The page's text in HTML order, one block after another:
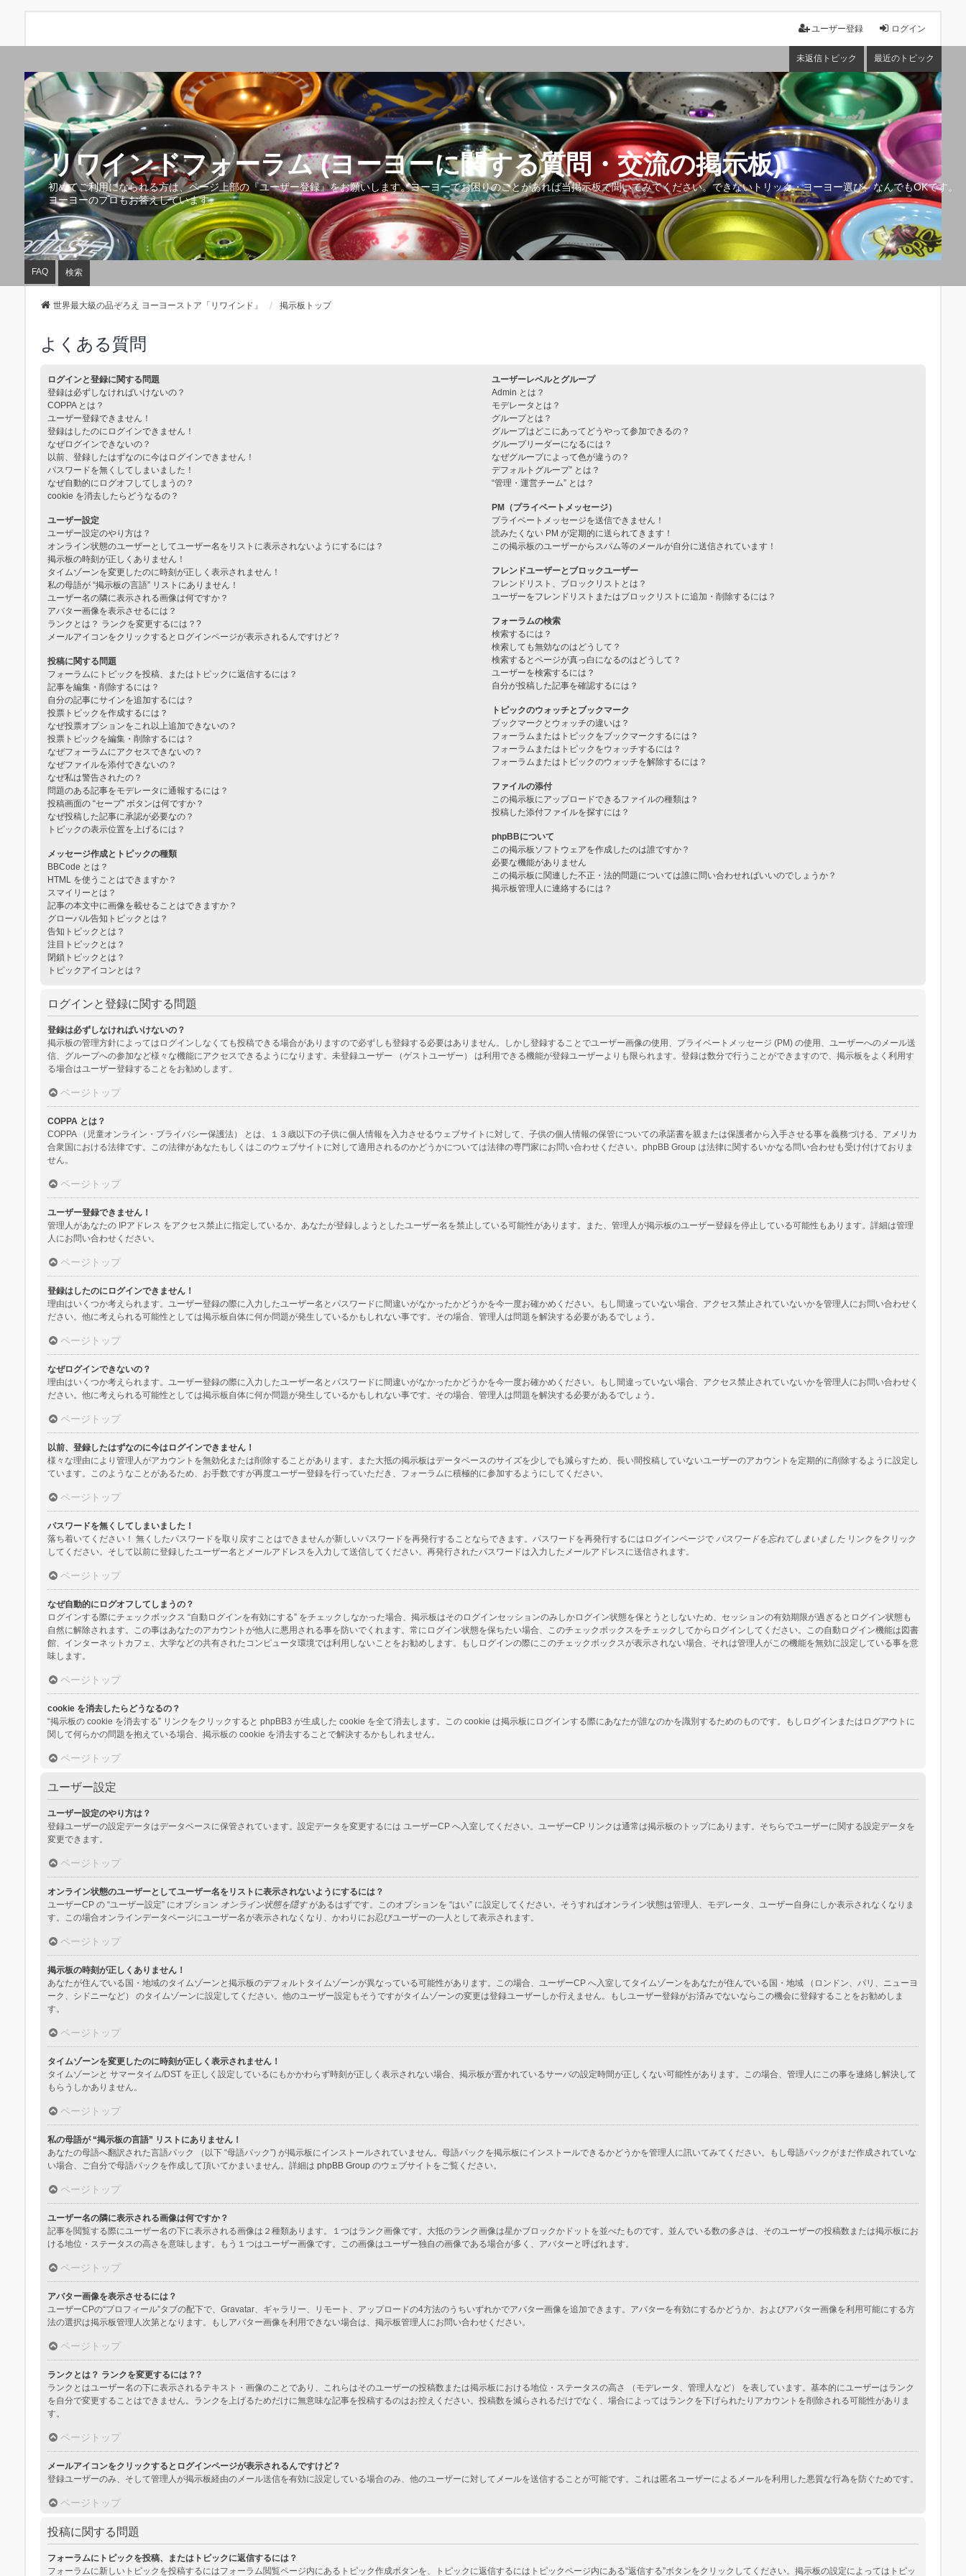
ログイン
ユーザー登録
未返信トピック 最近のトピック
リワインドフォーラム (ヨーヨーに関する質問・交流の掲示板)
初めてご利用になられる方は、ページ上部の『ユーザー登録』をお願いします。ヨーヨーでお困りのことがあれば当掲示板で聞いてみてください。できないトリック・ヨーヨー選び、なんでもOKです。
ヨーヨーのプロもお答えしています。
FAQ 検索
世界最大級の品ぞろえ ヨーヨーストア「リワインド」 掲示板トップ
よくある質問
ログインと登録に関する問題
登録は必ずしなければいけないの？
COPPA とは？
ユーザー登録できません！
登録はしたのにログインできません！
なぜログインできないの？
以前、登録したはずなのに今はログインできません！
パスワードを無くしてしまいました！
なぜ自動的にログオフしてしまうの？
cookie を消去したらどうなるの？
ユーザー設定
ユーザー設定のやり方は？
オンライン状態のユーザーとしてユーザー名をリストに表示されないようにするには？
掲示板の時刻が正しくありません！
タイムゾーンを変更したのに時刻が正しく表示されません！
私の母語が “掲示板の言語” リストにありません！
ユーザー名の隣に表示される画像は何ですか？
アバター画像を表示させるには？
ランクとは？ ランクを変更するには？?
メールアイコンをクリックするとログインページが表示されるんですけど？
投稿に関する問題
フォーラムにトピックを投稿、またはトピックに返信するには？
記事を編集・削除するには？
自分の記事にサインを追加するには？
投票トピックを作成するには？
なぜ投票オプションをこれ以上追加できないの？
投票トピックを編集・削除するには？
なぜフォーラムにアクセスできないの？
なぜファイルを添付できないの？
なぜ私は警告されたの？
問題のある記事をモデレータに通報するには？
投稿画面の “セーブ” ボタンは何ですか？
なぜ投稿した記事に承認が必要なの？
トピックの表示位置を上げるには？
メッセージ作成とトピックの種類
BBCode とは？
HTML を使うことはできますか？
スマイリーとは？
記事の本文中に画像を載せることはできますか？
グローバル告知トピックとは？
告知トピックとは？
注目トピックとは？
閉鎖トピックとは？
トピックアイコンとは？
ユーザーレベルとグループ
Admin とは？
モデレータとは？
グループとは？
グループはどこにあってどうやって参加できるの？
グループリーダーになるには？
なぜグループによって色が違うの？
デフォルトグループ” とは？
“管理・運営チーム” とは？
PM（プライベートメッセージ）
プライベートメッセージを送信できません！
読みたくない PM が定期的に送られてきます！
この掲示板のユーザーからスパム等のメールが自分に送信されています！
フレンドユーザーとブロックユーザー
フレンドリスト、ブロックリストとは？
ユーザーをフレンドリストまたはブロックリストに追加・削除するには？
フォーラムの検索
検索するには？
検索しても無効なのはどうして？
検索するとページが真っ白になるのはどうして？
ユーザーを検索するには？
自分が投稿した記事を確認するには？
トピックのウォッチとブックマーク
ブックマークとウォッチの違いは？
フォーラムまたはトピックをブックマークするには？
フォーラムまたはトピックをウォッチするには？
フォーラムまたはトピックのウォッチを解除するには？
ファイルの添付
この掲示板にアップロードできるファイルの種類は？
投稿した添付ファイルを探すには？
phpBBについて
この掲示板ソフトウェアを作成したのは誰ですか？
必要な機能がありません
この掲示板に関連した不正・法的問題については誰に問い合わせればいいのでしょうか？
掲示板管理人に連絡するには？
ログインと登録に関する問題
登録は必ずしなければいけないの？
掲示板の管理方針によってはログインしなくても投稿できる場合がありますので必ずしも登録する必要はありません。しかし登録することでユーザー画像の使用、プライベートメッセージ (PM) の使用、ユーザーへのメール送
信、グループへの参加など様々な機能にアクセスできるようになります。未登録ユーザー （ゲストユーザー） は利用できる機能が登録ユーザーよりも限られます。登録は数分で行うことができますので、掲示板をよく利用す
る場合はユーザー登録することをお勧めします。
ページトップ
COPPA とは？
COPPA （児童オンライン・プライバシー保護法） とは、１３歳以下の子供に個人情報を入力させるウェブサイトに対して、子供の個人情報の保管についての承諾書を親または保護者から入手させる事を義務づける、アメリカ
合衆国における法律です。この法律があなたもしくはこのウェブサイトに対して適用されるのかどうかについては法律の専門家にお問い合わせください。phpBB Group は法律に関するいかなる問い合わせも受け付けておりま
せん。
ページトップ
ユーザー登録できません！
管理人があなたの IPアドレス をアクセス禁止に指定しているか、あなたが登録しようとしたユーザー名を禁止している可能性があります。また、管理人が掲示板のユーザー登録を停止している可能性もあります。詳細は管理
人にお問い合わせください。
ページトップ
登録はしたのにログインできません！
理由はいくつか考えられます。ユーザー登録の際に入力したユーザー名とパスワードに間違いがなかったかどうかを今一度お確かめください。もし間違っていない場合、アクセス禁止されていないかを管理人にお問い合わせく
ださい。他に考えられる可能性としては掲示板自体に何か問題が発生しているかもしれない事です。その場合、管理人は問題を解決する必要があるでしょう。
ページトップ
なぜログインできないの？
理由はいくつか考えられます。ユーザー登録の際に入力したユーザー名とパスワードに間違いがなかったかどうかを今一度お確かめください。もし間違っていない場合、アクセス禁止されていないかを管理人にお問い合わせく
ださい。他に考えられる可能性としては掲示板自体に何か問題が発生しているかもしれない事です。その場合、管理人は問題を解決する必要があるでしょう。
ページトップ
以前、登録したはずなのに今はログインできません！
様々な理由により管理人がアカウントを無効化または削除することがあります。また大抵の掲示板はデータベースのサイズを少しでも減らすため、長い間投稿していないユーザーのアカウントを定期的に削除するように設定し
ています。このようなことがあるため、お手数ですが再度ユーザー登録を行っていただき、フォーラムに積極的に参加するようにしてください。
ページトップ
パスワードを無くしてしまいました！
落ち着いてください！ 無くしたパスワードを取り戻すことはできませんが新しいパスワードを再発行することならできます。パスワードを再発行するにはログインページで パスワードを忘れてしまいましたリンクをクリック
してください。そして以前に登録したユーザー名とメールアドレスを入力して送信してください。再発行されたパスワードは入力したメールアドレスに送信されます。
ページトップ
なぜ自動的にログオフしてしまうの？
ログインする際にチェックボックス “自動ログインを有効にする” をチェックしなかった場合、掲示板はそのログインセッションのみしかログイン状態を保とうとしないため、セッションの有効期限が過ぎるとログイン状態も
自然に解除されます。この事はあなたのアカウントが他人に悪用される事を防いでくれます。常にログイン状態を保ちたい場合、このチェックボックスをチェックしてからログインしてください。この自動ログイン機能は図書
館、インターネットカフェ、大学などの共有されたコンピュータ環境では利用しないことをお勧めします。もしログインの際にこのチェックボックスが表示されない場合、それは管理人がこの機能を無効に設定している事を意
味します。
ページトップ
cookie を消去したらどうなるの？
“掲示板の cookie を消去する” リンクをクリックすると phpBB3 が生成した cookie を全て消去します。この cookie は掲示板にログインする際にあなたが誰なのかを識別するためのものです。もしログインまたはログアウトに
関して何らかの問題を抱えている場合、掲示板の cookie を消去することで解決するかもしれません。
ページトップ
ユーザー設定
ユーザー設定のやり方は？
登録ユーザーの設定データはデータベースに保管されています。設定データを変更するには ユーザーCP へ入室してください。ユーザーCP リンクは通常は掲示板のトップにあります。そちらでユーザーに関する設定データを
変更できます。
ページトップ
オンライン状態のユーザーとしてユーザー名をリストに表示されないようにするには？
ユーザーCP の “ユーザー設定” にオプション オンライン状態を隠すがあるはずです。このオプションを “はい” に設定してください。そうすればオンライン状態は管理人、モデレータ、ユーザー自身にしか表示されなくなりま
す。この場合オンラインデータページにユーザー名が表示されなくなり、かわりにお忍びユーザーの一人として表示されます。
ページトップ
掲示板の時刻が正しくありません！
あなたが住んでいる国・地域のタイムゾーンと掲示板のデフォルトタイムゾーンが異なっている可能性があります。この場合、ユーザーCP へ入室してタイムゾーンをあなたが住んでいる国・地域 （ロンドン、パリ、ニューヨ
ーク、シドニーなど） のタイムゾーンに設定してください。他のユーザー設定もそうですがタイムゾーンの変更は登録ユーザーしか行えません。もしユーザー登録がお済みでないならこの機会に登録することをお勧めしま
す。
ページトップ
タイムゾーンを変更したのに時刻が正しく表示されません！
タイムゾーンと サマータイム/DST を正しく設定しているにもかかわらず時刻が正しく表示されない場合、掲示板が置かれているサーバの設定時間が正しくない可能性があります。この場合、管理人にこの事を連絡し解決して
もらうしかありません。
ページトップ
私の母語が “掲示板の言語” リストにありません！
あなたの母語へ翻訳された言語パック （以下 “母語パック”) が掲示板にインストールされていません。母語パックを掲示板にインストールできるかどうかを管理人に訊いてみてください。もし母語パックがまだ作成されていな
い場合、ご自分で母語パックを作成して頂いてかまいません。詳細は phpBB Groupのウェブサイトをご覧ください。
ページトップ
ユーザー名の隣に表示される画像は何ですか？
記事を閲覧する際にユーザー名の下に表示される画像は２種類あります。１つはランク画像です。大抵のランク画像は星かブロックかドットを並べたものです。並んでいる数の多さは、そのユーザーの投稿数または掲示板にお
ける地位・ステータスの高さを意味します。もう１つはユーザー画像です。この画像はユーザー独自の画像である場合が多く、アバターと呼ばれます。
ページトップ
アバター画像を表示させるには？
ユーザーCPの“プロフィール”タブの配下で、Gravatar、ギャラリー、リモート、アップロードの4方法のうちいずれかでアバター画像を追加できます。アバターを有効にするかどうか、およびアバター画像を利用可能にする方
法の選択は掲示板管理人次第となります。もしアバター画像を利用できない場合は、掲示板管理人にお問い合わせください。
ページトップ
ランクとは？ ランクを変更するには？?
ランクとはユーザー名の下に表示されるテキスト・画像のことであり、これらはそのユーザーの投稿数または掲示板における地位・ステータスの高さ （モデレータ、管理人など） を表しています。基本的にユーザーはランク
を自分で変更することはできません。ランクを上げるためだけに無意味な記事を投稿するのはお控えください。投稿数を減らされるだけでなく、場合によってはランクを下げられたりアカウントを削除される可能性がありま
す。
ページトップ
メールアイコンをクリックするとログインページが表示されるんですけど？
登録ユーザーのみ、そして管理人が掲示板経由のメール送信を有効に設定している場合のみ、他のユーザーに対してメールを送信することが可能です。これは匿名ユーザーによるメールを利用した悪質な行為を防ぐためです。
ページトップ
投稿に関する問題
フォーラムにトピックを投稿、またはトピックに返信するには？
フォーラムに新しいトピックを投稿するにはフォーラム閲覧ページ内にあるトピック作成ボタンを、トピックに返信するにはトピックページ内にある“返信する”ボタンをクリックしてください。掲示板の設定によってはトピッ